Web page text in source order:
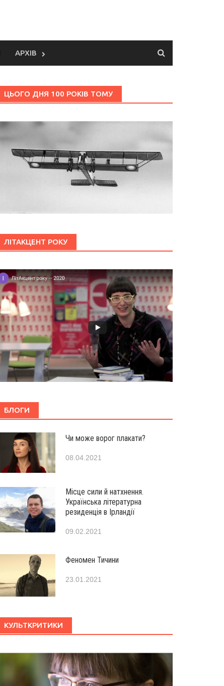
АРХІВ
ЦЬОГО ДНЯ 100 РОКІВ ТОМУ
ЛІТАКЦЕНТ РОКУ
БЛОГИ
Чи може ворог плакати?
08.04.2021
Місце сили й натхнення.
Українська літературна
резиденція в Ірландії
09.02.2021
Феномен Тичини
23.01.2021
КУЛЬТКРИТИКИ